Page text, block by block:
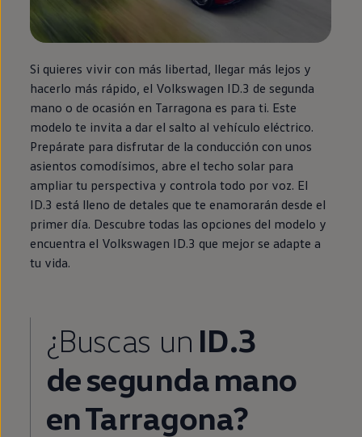
Si quieres vivir con más libertad, llegar más lejos y
hacerlo más rápido, el Volkswagen ID.3 de segunda
mano o de ocasión en Tarragona es para ti. Este
modelo te invita a dar el salto al vehículo eléctrico.
Prepárate para disfrutar de la conducción con unos
asientos comodísimos, abre el techo solar para
ampliar tu perspectiva y controla todo por voz. El
ID.3 está lleno de detales que te enamorarán desde el
primer día. Descubre todas las opciones del modelo y
encuentra el Volkswagen ID.3 que mejor se adapte a
tu vida.
¿Buscas un ID.3
desegundamano
enTarragona?